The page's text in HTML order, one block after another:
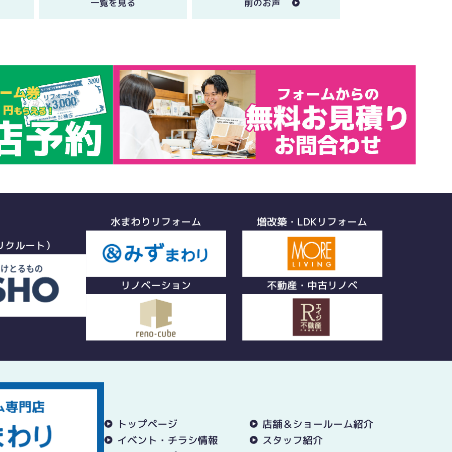
一覧を見る 前のお声
ルート）
水まわりリフォーム 増改築・LDKリフォーム
リノベーション 不動産・中古リノベ
トップページ
店舗＆ショールーム紹介
イベント・チラシ情報
スタッフ紹介